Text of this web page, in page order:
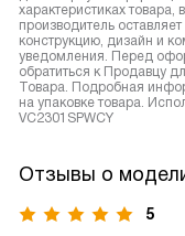
характеристиках
производитель
конструкцию, дизайн и
уведомления. Перед
обратиться к Продавцу
Товара. Подробная
на упаковке товара.
VC2301SPWCY
Отзывы о
5